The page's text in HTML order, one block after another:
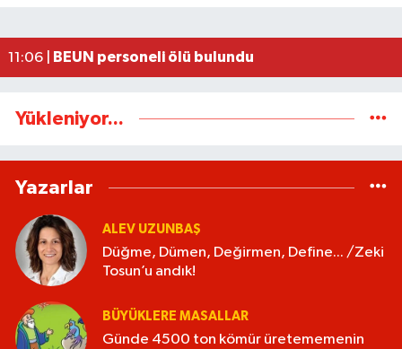
11:06 |
BEUN personeli ölü bulundu
Yükleniyor...
Yazarlar
ALEV UZUNBAŞ
Düğme, Dümen, Değirmen, Define... /Zeki
Tosun’u andık!
BÜYÜKLERE MASALLAR
Günde 4500 ton kömür üretememenin